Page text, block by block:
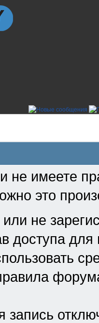
не имеете
это
не
доступа
запись